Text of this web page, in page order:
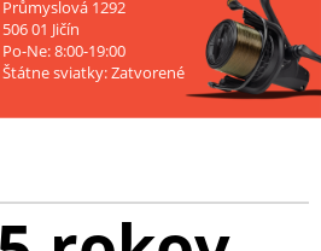
Průmyslová 1292
506 01 Jičín
Po-Ne: 8:00-19:00
Štátne sviatky: Zatvorené